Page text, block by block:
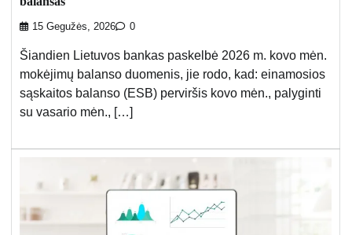
15 Gegužės, 2026 0
Šiandien Lietuvos bankas paskelbė 2026 m. kovo mėn.
mokėjimų balanso duomenis, jie rodo, kad: einamosios
sąskaitos balanso (ESB) perviršis kovo mėn., palyginti
su vasario mėn., […]